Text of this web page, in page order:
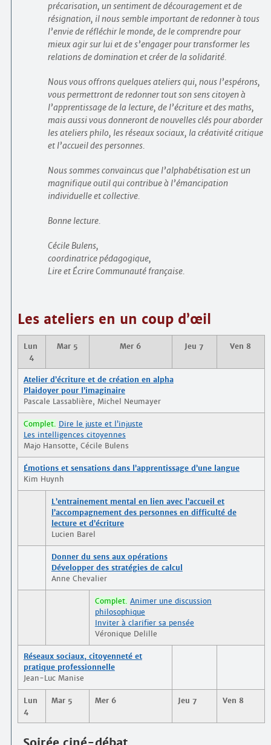
précarisation, un sentiment de découragement et de
résignation, il nous semble important de redonner à tous
l’envie de réfléchir le monde, de le comprendre pour
mieux agir sur lui et de s’engager pour transformer les
relations de domination et créer de la solidarité.
Nous vous offrons quelques ateliers qui, nous l’espérons,
vous permettront de redonner tout son sens citoyen à
l’apprentissage de la lecture, de l’écriture et des maths,
mais aussi vous donneront de nouvelles clés pour aborder
les ateliers philo, les réseaux sociaux, la créativité critique
et l’accueil des personnes.
Nous sommes convaincus que l’alphabétisation est un
magnifique outil qui contribue à l’émancipation
individuelle et collective.
Bonne lecture.
Cécile Bulens,
coordinatrice pédagogique,
Lire et Écrire Communauté française.
Les ateliers en un coup d’œil
Lun
4
Mar 5 Mer 6 Jeu 7 Ven 8
Atelier d’écriture et de création en alpha
Plaidoyer pour l’imaginaire
Pascale Lassablière, Michel Neumayer
Complet. Dire le juste et l’injuste
Les intelligences citoyennes
Majo Hansotte, Cécile Bulens
Émotions et sensations dans l’apprentissage d’une langue
Kim Huynh
L’entrainement mental en lien avec l’accueil et
l’accompagnement des personnes en difficulté de
lecture et d’écriture
Lucien Barel
Donner du sens aux opérations
Développer des stratégies de calcul
Anne Chevalier
Complet. Animer une discussion
philosophique
Inviter à clarifier sa pensée
Véronique Delille
Réseaux sociaux, citoyenneté et
pratique professionnelle
Jean-Luc Manise
Lun
4
Mar 5 Mer 6 Jeu 7 Ven 8